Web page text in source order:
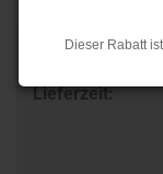
Dieser Rabatt
Rückstaus
Lieferzeit: